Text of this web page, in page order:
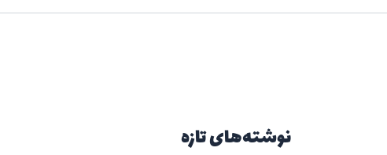
نوشته‌های تازه